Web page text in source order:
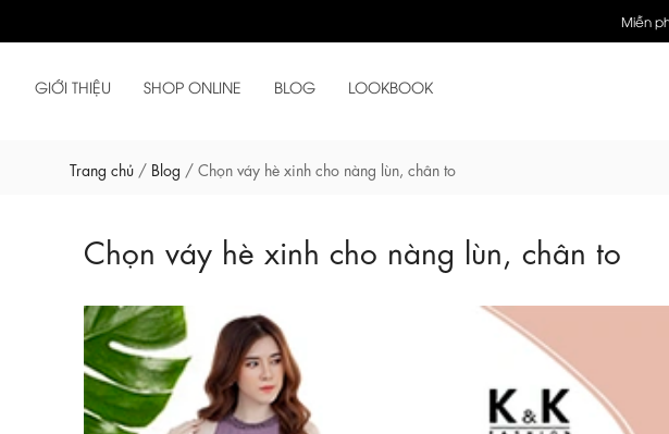
Miễn
GIỚI THIỆU SHOP ONLINE BLOG LOOKBOOK
Trang chủ / Blog / Chọn váy hè xinh cho nàng lùn, chân to
Chọn váy hè xinh cho nàng lùn, chân to